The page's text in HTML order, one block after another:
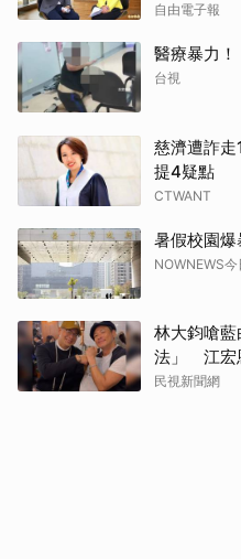
自由電子報
醫療暴力
台視
慈濟遭詐
提4疑點
CTWANT
暑假校園
NOWNEWS今
林大鈞嗆
法」 江宏
民視新聞網